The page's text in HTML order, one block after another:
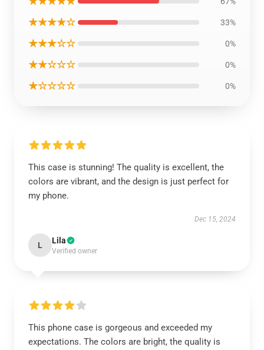
★★★★☆ 33%
★★★☆☆ 0%
★★☆☆☆ 0%
★☆☆☆☆ 0%
This case is stunning! The quality is excellent, the
colors are vibrant, and the design is just perfect for
my phone.
Dec 15, 2024
L Lila
Verified owner
This phone case is gorgeous and exceeded my
expectations. The colors are bright, the quality is